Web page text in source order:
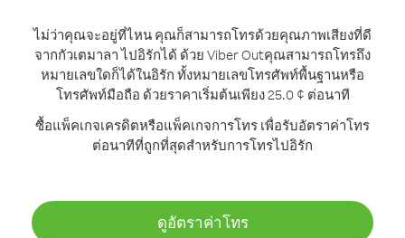
ไม่ว่าคุณจะอยู่ที่ไหน คุณก็สามารถโทรด้วยคุณภาพเสียงที่ดี
จากกัวเตมาลา ไปอิรักได้ ด้วย Viber Outคุณสามารถโทรถึง
หมายเลขใดก็ได้ในอิรัก ทั้งหมายเลขโทรศัพท์พื้นฐานหรือ
โทรศัพท์มือถือ ด้วยราคาเริ่มต้นเพียง 25.0 ¢ ต่อนาที
ซื้อแพ็คเกจเครดิตหรือแพ็คเกจการโทร เพื่อรับอัตราค่าโทร
ต่อนาทีที่ถูกที่สุดสำหรับการโทรไปอิรัก
ดูอัตราค่าโทร